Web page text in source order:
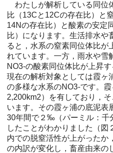
わたしが解析している同位
比（13Cと12Cの存在比）と
14Nの存在比）と酸素の安定
比）になります。生活排水や
ると，水系の窒素同位体比が
れています。一方，雨水や雪
NO3-の酸素同位体比が上昇
現在の解析対象としては霞ヶ
の多様な水系のNO3-です。
2,200km2）を有しており，
います。その霞ヶ浦の底泥表
30年間で２‰（パーミル：千
したことがわかりました（図
内での脱窒活性が上がったか
の内訳が変化し，畜産由来の